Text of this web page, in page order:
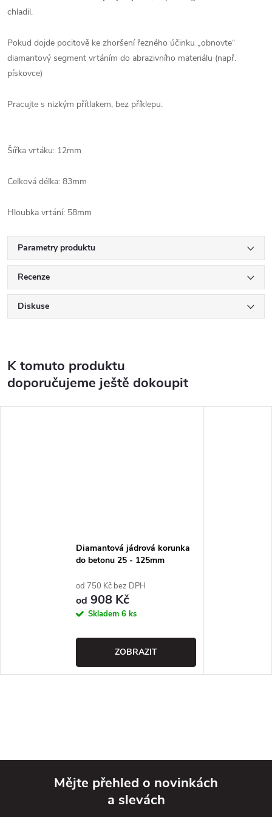
chladil.
Pokud dojde pocitově ke zhoršení řezného účinku „obnovte“
diamantový segment vrtáním do abrazivního materiálu (např.
pískovce)
Pracujte s nizkým přítlakem, bez příklepu.
Šířka vrtáku: 12mm
Celková délka: 83mm
Hloubka vrtání: 58mm
Parametry produktu
Recenze
Diskuse
K tomuto produktu
doporučujeme ještě dokoupit
Diamantová jádrová korunka
do betonu 25 - 125mm
od 750 Kč bez DPH
od 908 Kč
Skladem 6 ks
ZOBRAZIT
Mějte přehled o novinkách
a slevách